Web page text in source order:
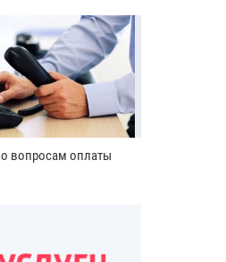
вопросам оплаты